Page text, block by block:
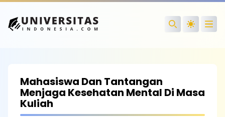
Search
Mahasiswa Dan Tantangan
Menjaga Kesehatan Mental Di Masa
Kuliah